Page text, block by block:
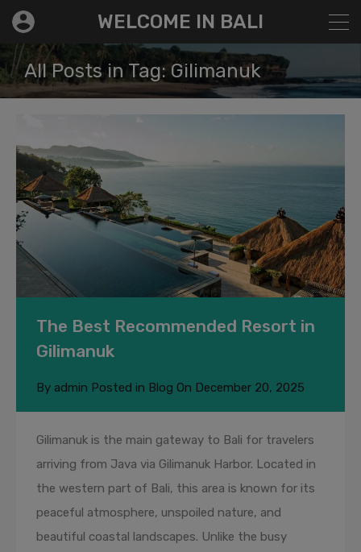
WELCOME IN BALI
All Posts in Tag: Gilimanuk
The Best Recommended Resort in
Gilimanuk
By admin Posted in Blog On December 20, 2025
Gilimanuk is the main gateway to Bali for travelers
arriving from Java via Gilimanuk Harbor. Located in
the western part of Bali, this area is known for its
peaceful atmosphere, unspoiled nature, and
beautiful coastal landscapes. Unlike the busy